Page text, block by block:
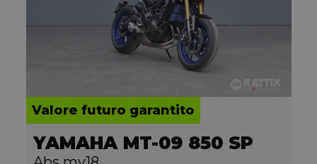
Valore futuro garantito
YAMAHA MT-09 850 SP